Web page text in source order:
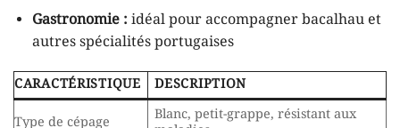
Gastronomie : idéal pour accompagner bacalhau et
autres spécialités portugaises
CARACTÉRISTIQUE DESCRIPTION
Type de cépage
Blanc, petit-grappe, résistant aux